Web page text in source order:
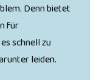
Denn bietet
für
schnell zu
leiden.